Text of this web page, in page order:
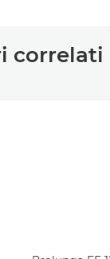
correlati